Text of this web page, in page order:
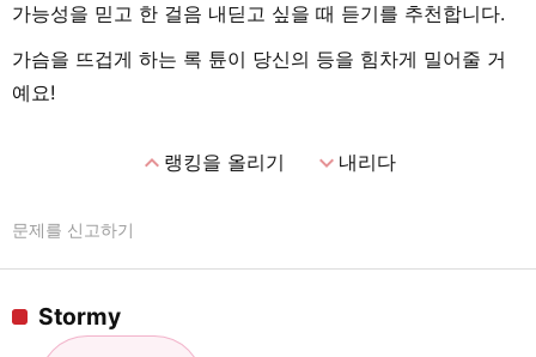
가능성을 믿고 한 걸음 내딛고 싶을 때 듣기를 추천합니다.
가슴을 뜨겁게 하는 록 튠이 당신의 등을 힘차게 밀어줄 거
예요!
expand_less랭킹을 올리기 expand_more내리다
문제를 신고하기
Stormy